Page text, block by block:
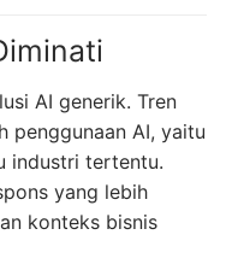
AI generik. Tren
penggunaan AI, yaitu
industri tertentu.
yang lebih
konteks bisnis